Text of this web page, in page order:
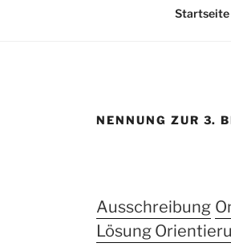
Startseite
NENNUNG ZUR 3.
Ausschreibung
Lösung